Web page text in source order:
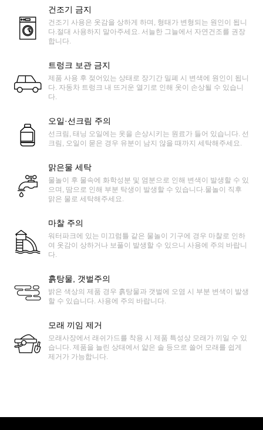
건조기 금지
건조기 사용은 옷감을 상하게 하며, 형태가 변형되는 원인이 됩니
다.절대 사용하지 말아주세요. 서늘한 그늘에서 자연건조를 권장
합니다.
트렁크 보관 금지
제품 사용 후 젖어있는 상태로 장기간 밀폐 시 변색에 원인이 됩니
다. 자동차 트렁크 내 뜨거운 열기로 인해 옷이 손상될 수 있습니
다.
오일·선크림 주의
선크림, 태닝 오일에는 옷을 손상시키는 원료가 들어 있습니다. 선
크림, 오일이 묻은 경우 유분이 남지 않을 때까지 세탁해주세요.
맑은물 세탁
물놀이 후 물속에 화학성분 및 염분으로 인해 변색이 발생할 수 있
으며, 땀으로 인해 부분 탁생이 발생할 수 있습니다.물놀이 직후
맑은 물로 세탁해주세요.
마찰 주의
워터파크에 있는 미끄럼틀 같은 물놀이 기구에 경우 마찰로 인하
여 옷감이 상하거나 보풀이 발생할 수 있으니 사용에 주의 바랍니
다.
흙탕물, 갯벌주의
밝은 색상의 제품 경우 흙탕물과 갯벌에 오염 시 부분 변색이 발생
할 수 있습니다. 사용에 주의 바랍니다.
모래 끼임 제거
모래사장에서 래쉬가드를 착용 시 제품 특성상 모래가 끼일 수 있
습니다. 제품을 늘린 상태에서 얇은 솔 등으로 쓸어 모래를 쉽게
제거가 가능합니다.